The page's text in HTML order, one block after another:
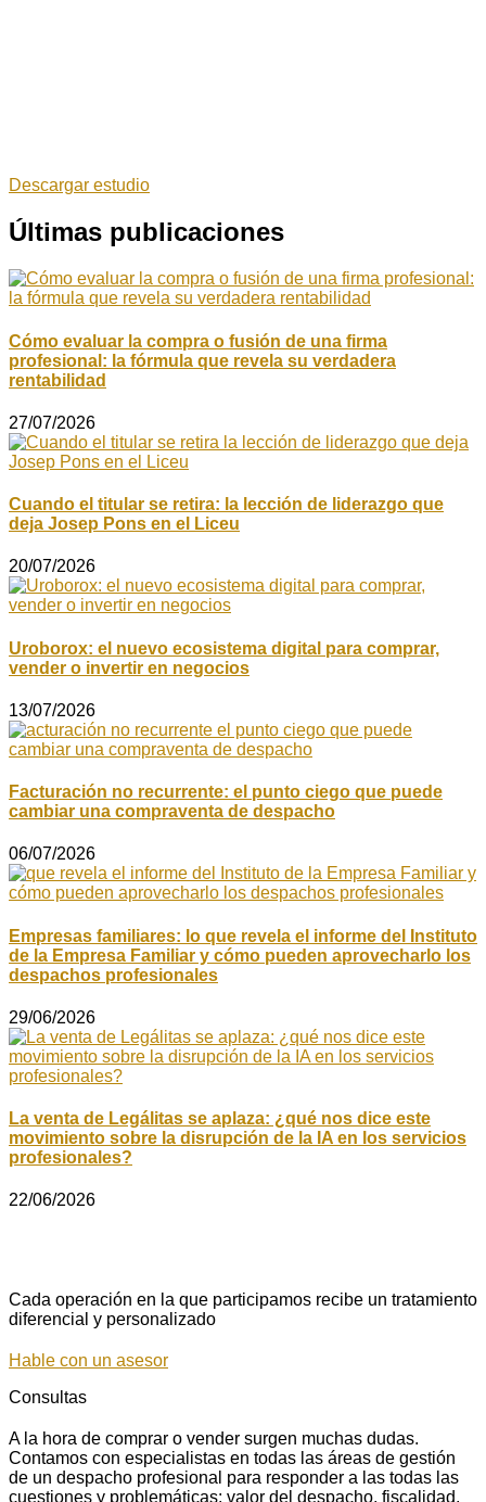
Descargar estudio
Últimas publicaciones
Cómo evaluar la compra o fusión de una firma
profesional: la fórmula que revela su verdadera
rentabilidad
27/07/2026
Cuando el titular se retira: la lección de liderazgo que
deja Josep Pons en el Liceu
20/07/2026
Uroborox: el nuevo ecosistema digital para comprar,
vender o invertir en negocios
13/07/2026
Facturación no recurrente: el punto ciego que puede
cambiar una compraventa de despacho
06/07/2026
Empresas familiares: lo que revela el informe del Instituto
de la Empresa Familiar y cómo pueden aprovecharlo los
despachos profesionales
29/06/2026
La venta de Legálitas se aplaza: ¿qué nos dice este
movimiento sobre la disrupción de la IA en los servicios
profesionales?
22/06/2026
Cada operación en la que participamos recibe un tratamiento
diferencial y personalizado
Hable con un asesor
Consultas
A la hora de comprar o vender surgen muchas dudas.
Contamos con especialistas en todas las áreas de gestión
de un despacho profesional para responder a las todas las
cuestiones y problemáticas: valor del despacho, fiscalidad,